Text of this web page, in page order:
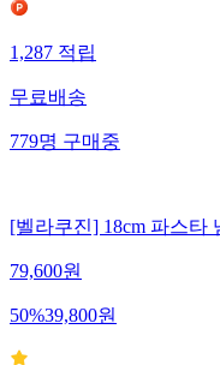
1,287적립
무료배송
779명구매중
[벨라쿠진] 18cm 파스타
79,600원
50%39,800원